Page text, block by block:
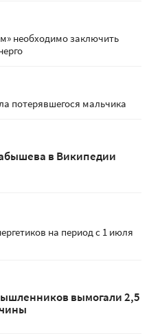
необходимо заключить
потерявшегося мальчика
в Википедии
на период с 1 июля
вымогали 2,5